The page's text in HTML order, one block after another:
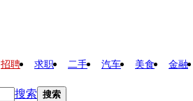
招聘 求职 二手 汽车 美食 金融
搜索 搜索